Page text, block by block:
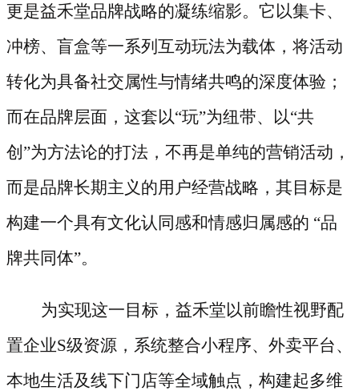
更是益禾堂品牌战略的凝练缩影。它以集卡、
冲榜、盲盒等一系列互动玩法为载体，将活动
转化为具备社交属性与情绪共鸣的深度体验；
而在品牌层面，这套以“玩”为纽带、以“共
创”为方法论的打法，不再是单纯的营销活动，
而是品牌长期主义的用户经营战略，其目标是
构建一个具有文化认同感和情感归属感的 “品
牌共同体”。
为实现这一目标，益禾堂以前瞻性视野配
置企业S级资源，系统整合小程序、外卖平台、
本地生活及线下门店等全域触点，构建起多维